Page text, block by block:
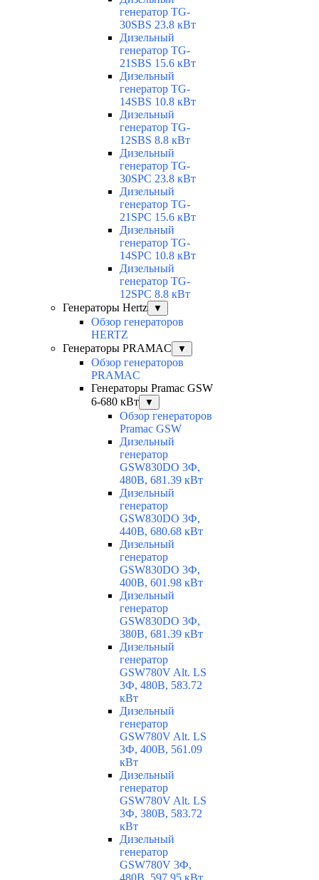
генератор TG-
30SBS 23.8 кВт
Дизельный
генератор TG-
21SBS 15.6 кВт
Дизельный
генератор TG-
14SBS 10.8 кВт
Дизельный
генератор TG-
12SBS 8.8 кВт
Дизельный
генератор TG-
30SPC 23.8 кВт
Дизельный
генератор TG-
21SPC 15.6 кВт
Дизельный
генератор TG-
14SPC 10.8 кВт
Дизельный
генератор TG-
12SPC 8.8 кВт
Генераторы Hertz
▼
Обзор генераторов
HERTZ
Генераторы PRAMAC
▼
Обзор генераторов
PRAMAC
Генераторы Pramac GSW
6-680 кВт
▼
Обзор генераторов
Pramac GSW
Дизельный
генератор
GSW830DO 3Ф,
480В, 681.39 кВт
Дизельный
генератор
GSW830DO 3Ф,
440В, 680.68 кВт
Дизельный
генератор
GSW830DO 3Ф,
400В, 601.98 кВт
Дизельный
генератор
GSW830DO 3Ф,
380В, 681.39 кВт
Дизельный
генератор
GSW780V Alt. LS
3Ф, 480В, 583.72
кВт
Дизельный
генератор
GSW780V Alt. LS
3Ф, 400В, 561.09
кВт
Дизельный
генератор
GSW780V Alt. LS
3Ф, 380В, 583.72
кВт
Дизельный
генератор
GSW780V 3Ф,